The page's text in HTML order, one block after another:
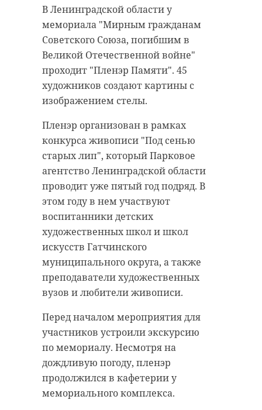
В Ленинградской области у
мемориала "Мирным гражданам
Советского Союза, погибшим в
Великой Отечественной войне"
проходит "Пленэр Памяти". 45
художников создают картины с
изображением стелы.
Пленэр организован в рамках
конкурса живописи "Под сенью
старых лип", который Парковое
агентство Ленинградской области
проводит уже пятый год подряд. В
этом году в нем участвуют
воспитанники детских
художественных школ и школ
искусств Гатчинского
муниципального округа, а также
преподаватели художественных
вузов и любители живописи.
Перед началом мероприятия для
участников устроили экскурсию
по мемориалу. Несмотря на
дождливую погоду, пленэр
продолжился в кафетерии у
мемориального комплекса.
Суд Ленобласти вынес приговор
бывшему замглавы
администрации по безопасности
Всеволожского района Ленобласти
и директору ритуальных услуг. Их
обвиняют в получении взятки в
особо крупном размере.
Установлено, что
злоумышленники в июле 2017
года через третьих лиц путем
вымогательства получили от
учредителя ООО "Всеволожская
ритуальная компания" и
директора ООО "БИС" взятки на
сумму более 6,9 миллиона рублей.
Деньги требовали за
покровительство в сфере
ритуальных услуг.
Обвиняемых отправили на 10 лет
в колонию строгого режима
каждого. Также назначен штраф в
размере более 12 миллионов
рублей. Подсудимые лишены
права занимать должности на
госслужбе и в органах местного
район Ленобласти) на финишную
прямую вышло строительство
новой школы на 825 мест. Объект
возводят специалисты из
Беларуси - компания
"Белстройцентр".
Накануне с застройщиком
проекта провел совещание
зампред правительства
Ленобласти Евгений Барановский.
Обсудили выкуп школы и её
открытие к 1 сентября.
Как отметил зампред, это -
больше, чем стройка. Регион готов
выкупить объект по цене,
которую утвердит экспертиза, и
заложить финансирование при
ближайшей корректировке
бюджета. Объект откроют в срок.
Фото: комитет по строительству
Ленобласти
новоселье новая школа